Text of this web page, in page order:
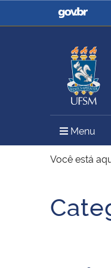
Casa Civil
Ministério da
Pecuária e
Ministério do
Secretaria de
Menu
Você está